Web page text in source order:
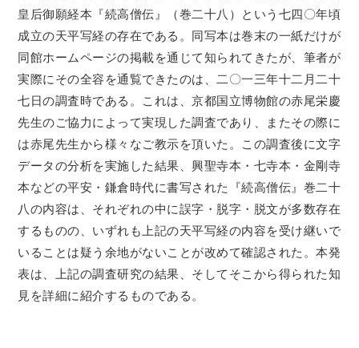
皇后御願経本『続高僧伝』（巻二十八）という七四〇年頃
成立の天平写経の存在である。同写本は巻末の一紙だけが
同館ホームページの掲載を通じて知られてきたが、筆者が
実際にその全容を通覧できたのは、二〇一三年十二月二十
七日の調査時である。これは、京都国立博物館の赤尾栄慶
先生のご協力によって実現した調査であり、またその際に
は赤尾先生から様々なご教示を頂いた。この調査後に文字
データの分析を実施した結果、興聖寺本・七寺本・金剛寺
本などの平安・鎌倉時代に書写された『続高僧伝』巻二十
八の内容は、それぞれの中に誤字・脱字・脱文が多数存在
するものの、いずれも上記の天平写経の内容を受け継いで
いることは疑う余地がないことが改めて確認された。本発
表は、上記の調査研究の結果、そしてそこから得られた知
見を詳細に紹介するものである。